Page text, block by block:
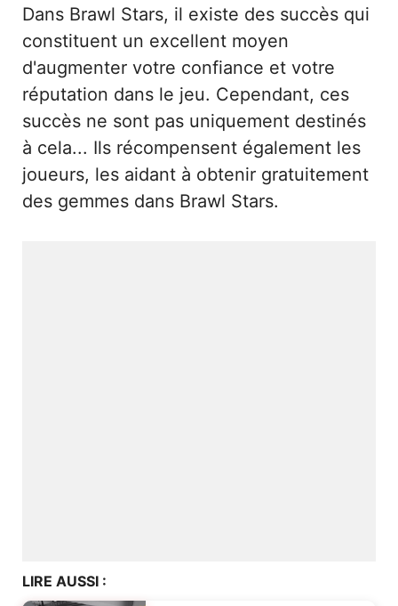
Dans Brawl Stars, il existe des succès qui
constituent un excellent moyen
d'augmenter votre confiance et votre
réputation dans le jeu. Cependant, ces
succès ne sont pas uniquement destinés
à cela... Ils récompensent également les
joueurs, les aidant à obtenir gratuitement
des gemmes dans Brawl Stars.
LIRE AUSSI :